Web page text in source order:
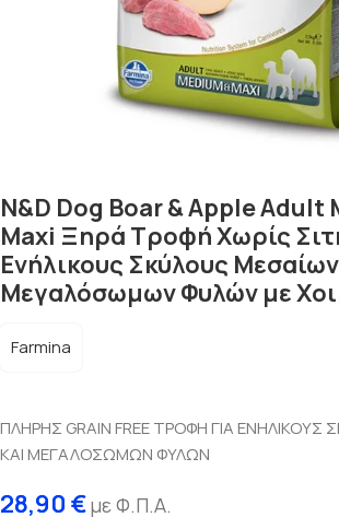
N&D Dog Boar & Apple Adult
Maxi Ξηρά Τροφή Χωρίς
Ενήλικους Σκύλους
Μεγαλόσωμων Φυλών με
Farmina
ΠΛΗΡΗΣ GRAIN FREE ΤΡΟΦΗ ΓΙΑ
ΚΑΙ ΜΕΓΑΛΟΣΩΜΩΝ ΦΥΛΩΝ
28,90 €με Φ.Π.Α.